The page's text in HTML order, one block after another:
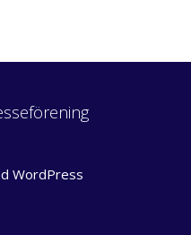
WordPress